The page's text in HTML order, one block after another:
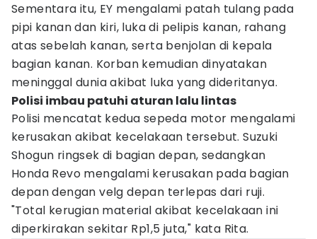
Sementara itu, EY mengalami patah tulang pada
pipi kanan dan kiri, luka di pelipis kanan, rahang
atas sebelah kanan, serta benjolan di kepala
bagian kanan. Korban kemudian dinyatakan
meninggal dunia akibat luka yang dideritanya.
Polisi imbau patuhi aturan lalu lintas
Polisi mencatat kedua sepeda motor mengalami
kerusakan akibat kecelakaan tersebut. Suzuki
Shogun ringsek di bagian depan, sedangkan
Honda Revo mengalami kerusakan pada bagian
depan dengan velg depan terlepas dari ruji.
"Total kerugian material akibat kecelakaan ini
diperkirakan sekitar Rp1,5 juta," kata Rita.